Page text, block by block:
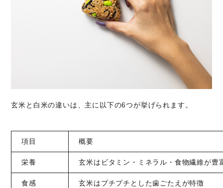
玄米と白米の違いは、主に以下の6つが挙げられます。
項目 概要
栄養 玄米はビタミン・ミネラル・食物繊維が豊
食感 玄米はプチプチとした歯ごたえが特徴